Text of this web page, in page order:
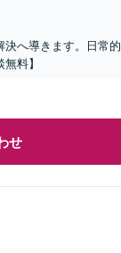
決へ導きます。日常的
料】
せ